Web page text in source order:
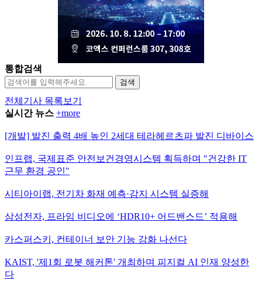
통합검색
검색
전체기사 목록보기
실시간 뉴스 +more
[개발] 발진 출력 4배 높인 2세대 테라헤르츠파 발진 디바이스
인프랩, 국제표준 안전보건경영시스템 획득하며 "건강한 IT
근무 환경 공인"
시티아이랩, 전기차 화재 예측·감지 시스템 실증해
삼성전자, 프라임 비디오에 ‘HDR10+ 어드밴스드’ 적용해
카스퍼스키, 컨테이너 보안 기능 강화 나선다
KAIST, '제1회 로봇 해커톤' 개최하며 피지컬 AI 인재 양성한
다